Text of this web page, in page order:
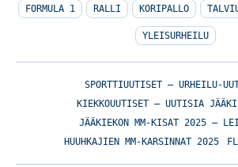
FORMULA 1 RALLI KORIPALLO
YLEISURHEILU
SPORTTIUUTISET – URHEILU-
KIEKKOUUTISET – UUTISIA
JÄÄKIEKON MM-KISAT 2025 –
HUUHKAJIEN MM-KARSINNAT 2025